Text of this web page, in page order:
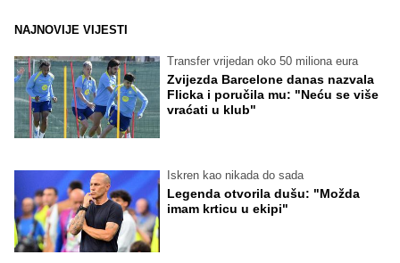
NAJNOVIJE VIJESTI
Transfer vrijedan oko 50 miliona eura
Zvijezda Barcelone danas nazvala
Flicka i poručila mu: "Neću se više
vraćati u klub"
Iskren kao nikada do sada
Legenda otvorila dušu: "Možda
imam krticu u ekipi"